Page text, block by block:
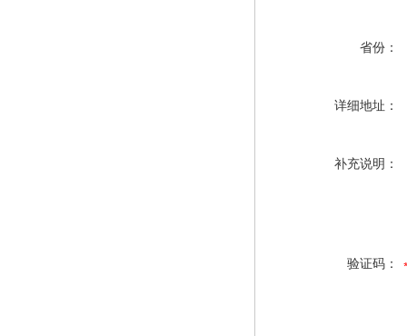
省份：
详细地址：
补充说明：
验证码：